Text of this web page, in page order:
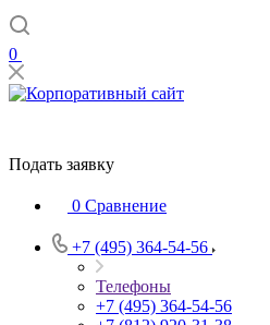
0
Подать заявку
0 Сравнение
+7 (495) 364-54-56
Телефоны
+7 (495) 364-54-56